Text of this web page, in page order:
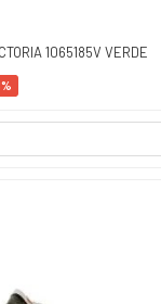
VICTORIA 1065185V VERDE